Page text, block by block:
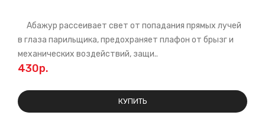
Абажур рассеивает свет от попадания прямых лучей
в глаза парильщика, предохраняет плафон от брызг и
механических воздействий, защи..
430р.
КУПИТЬ